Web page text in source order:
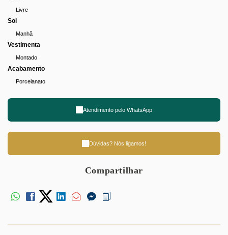
Livre
Sol
Manhã
Vestimenta
Montado
Acabamento
Porcelanato
Atendimento pelo WhatsApp
Dúvidas? Nós ligamos!
Compartilhar